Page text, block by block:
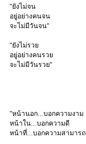
"ยังไม่จน
อยู่อย่างคนจน
จะไม่มีวันจน"
"ยังไม่รวย
อยู่อย่างคนรวย
จะไม่มีวันรวย"
"หน้านอก...บอกความงาม
หน้าใน...บอกความดี
หน้าที่...บอกความสามารถ